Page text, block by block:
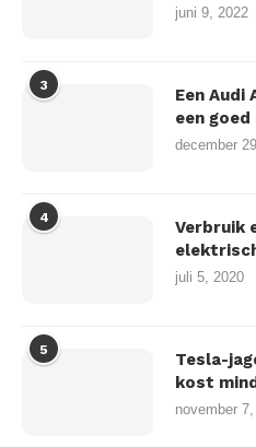
juni 9, 2022
3
Een Audi
een goed
december
4
Verbruik
juli 5, 2020
5
Tesla-
kost
november